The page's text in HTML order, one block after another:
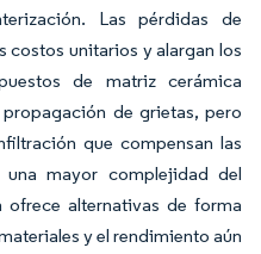
Las pérdidas de
costos unitarios y alargan los
de matriz cerámica
de grietas, pero
que compensan las
mayor complejidad del
alternativas de forma
y el rendimiento aún